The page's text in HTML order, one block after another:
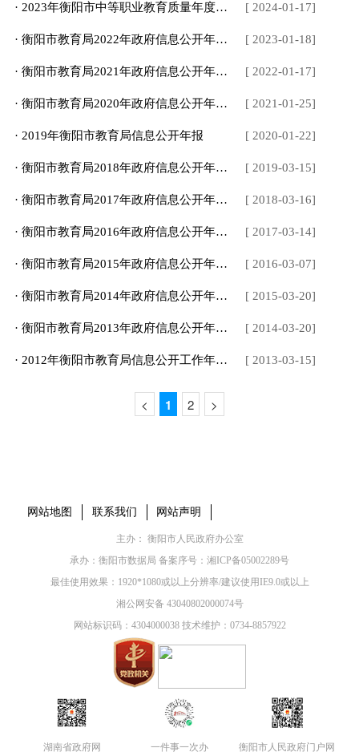
· 2023年衡阳市中等职业教育质量年度报告 [ 2024-01-17]
· 衡阳市教育局2022年政府信息公开年度报告 [ 2023-01-18]
· 衡阳市教育局2021年政府信息公开年度报告 [ 2022-01-17]
· 衡阳市教育局2020年政府信息公开年度报告 [ 2021-01-25]
· 2019年衡阳市教育局信息公开年报 [ 2020-01-22]
· 衡阳市教育局2018年政府信息公开年度报告（2019年3月13日） [ 2019-03-15]
· 衡阳市教育局2017年政府信息公开年度报告 [ 2018-03-16]
· 衡阳市教育局2016年政府信息公开年度报告 [ 2017-03-14]
· 衡阳市教育局2015年政府信息公开年度报告 [ 2016-03-07]
· 衡阳市教育局2014年政府信息公开年度报告 [ 2015-03-20]
· 衡阳市教育局2013年政府信息公开年度报告 [ 2014-03-20]
· 2012年衡阳市教育局信息公开工作年度报告 [ 2013-03-15]
< 1 2 >
网站地图 联系我们 网站声明
主办： 衡阳市人民政府办公室
承办：衡阳市数据局 备案序号： 湘ICP备05002289号
最佳使用效果：1920*1080或以上分辨率/建议使用IE9.0或以上
湘公网安备 43040802000074号
网站标识码：4304000038 技术维护：0734-8857922
湖南省政府网 一件事一次办 衡阳市人民政府门户网